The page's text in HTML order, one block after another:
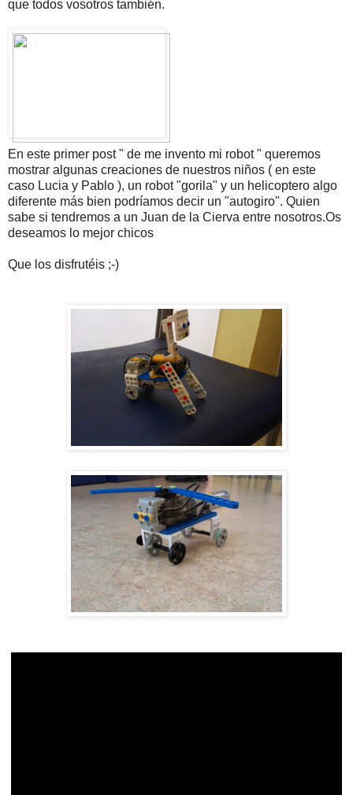
que todos vosotros también.
En este primer post " de me invento mi robot " queremos
mostrar algunas creaciones de nuestros niños ( en este
caso Lucia y Pablo ), un robot "gorila" y un helicoptero algo
diferente más bien podríamos decir un "autogiro". Quien
sabe si tendremos a un Juan de la Cierva entre nosotros.Os
deseamos lo mejor chicos
Que los disfrutéis ;-)